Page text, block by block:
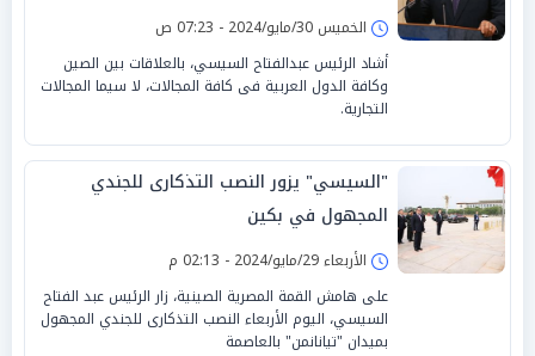
الخميس 30/مايو/2024 - 07:23 ص
أشاد الرئيس عبدالفتاح السيسي، بالعلاقات بين الصين
وكافة الدول العربية فى كافة المجالات، لا سيما المجالات
التجارية.
"السيسي" يزور النصب التذكارى للجندي
المجهول في بكين
الأربعاء 29/مايو/2024 - 02:13 م
على هامش القمة المصرية الصينية، زار الرئيس عبد الفتاح
السيسي، اليوم الأربعاء النصب التذكارى للجندي المجهول
بميدان "تيانانمن" بالعاصمة